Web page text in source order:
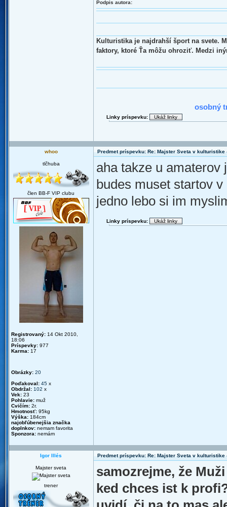
Podpis autora:
Kulturistika je najdrahší šport na svete.
faktory, ktoré Ťa môžu ohroziť. Medzi
osobný
Linky príspevku:
whoo Predmet príspevku: Re: Majster Sveta v kulturistike
tlčhuba
člen BB-F VIP clubu
Registrovaný: 14 Okt 2010,
18:06
Príspevky: 977
Karma: 17
Obrázky: 20
Poďakoval: 45 x
Obdržal: 102 x
Vek: 23
Pohlavie: muž
Cvičím: 2r.
Hmotnosť: 95kg
Výška: 184cm
najobľúbenejšia značka
doplnkov: nemam favorita
Sponzora: nemám
aha takze u amaterov
budes muset startov
jedno lebo si im
Linky príspevku:
Igor Illés Predmet príspevku: Re: Majster Sveta v kulturistike
Majster sveta
trener
samozrejme, že
ked chces ist k